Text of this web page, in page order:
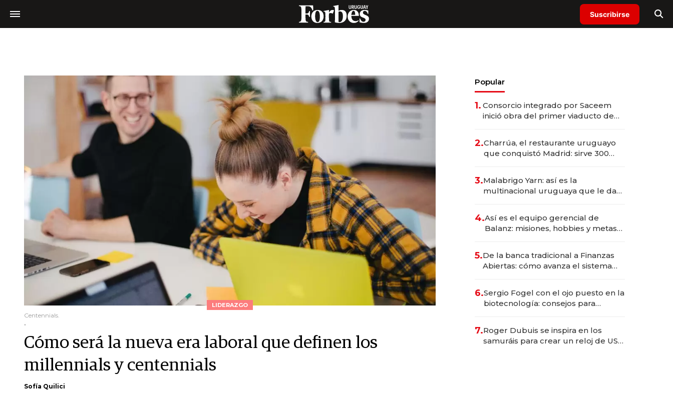
Suscribirse
LIDERAZGO
Centennials.
.
Cómo será la nueva era laboral que definen los
millennials y centennials
Sofía Quilici
Popular
1. Consorcio integrado por Saceem
inició obra del primer viaducto de
millones
2.Charrúa, el restaurante uruguayo
que conquistó Madrid: sirve 300
prepara apertura
3.Malabrigo Yarn: así es la
multinacional uruguaya que le da
4.Así es el equipo gerencial de
Balanz: misiones, hobbies y metas
5.De la banca tradicional a Finanzas
Abiertas: cómo avanza el sistema
6.Sergio Fogel con el ojo puesto en la
biotecnología: consejos para
7.Roger Dubuis se inspira en los
samuráis para crear un reloj de US$